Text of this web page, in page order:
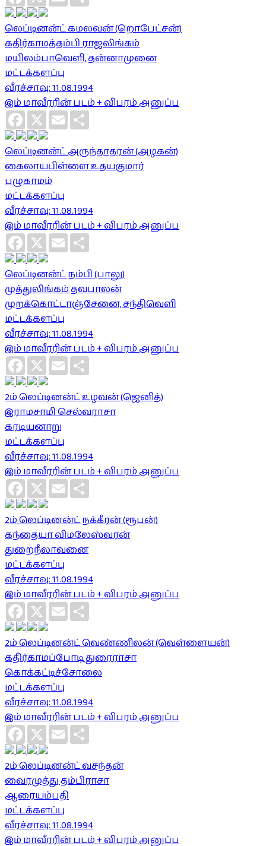
லெப்டினன்ட் கமலவன் (றொபேட்சன்)
கதிர்காமத்தம்பி ராஜலிங்கம்
மயிலம்பாவெளி, தன்னாமுனை
மட்டக்களப்பு
வீரச்சாவு: 11.08.1994
இம் மாவீரரின் படம் + விபரம் அனுப்ப
Facebook
X Email
லெப்டினன்ட் அருந்தாதரன் (அழகன்)
கைலாயபிள்ளை உதயகுமார்
பழுகாமம்
மட்டக்களப்பு
வீரச்சாவு: 11.08.1994
இம் மாவீரரின் படம் + விபரம் அனுப்ப
Facebook
X Email
லெப்டினன்ட் நம்பி (பாலு)
முத்துலிங்கம் தவபாலன்
முறக்கொட்டாஞ்சேனை, சந்திவெளி
மட்டக்களப்பு
வீரச்சாவு: 11.08.1994
இம் மாவீரரின் படம் + விபரம் அனுப்ப
Facebook
X Email
2ம் லெப்டினன்ட் உழவன் (ஜெனித்)
இராமசாமி செல்வராசா
கரடியனாறு
மட்டக்களப்பு
வீரச்சாவு: 11.08.1994
இம் மாவீரரின் படம் + விபரம் அனுப்ப
Facebook
X Email
2ம் லெப்டினன்ட் நக்கீரன் (ரூபன்)
கந்தையா விமலேஸ்வரன்
துறைநீலாவனை
மட்டக்களப்பு
வீரச்சாவு: 11.08.1994
இம் மாவீரரின் படம் + விபரம் அனுப்ப
Facebook
X Email
2ம் லெப்டினன்ட் வெண்ணிலன் (வெள்ளையன்)
கதிர்காமப்போடி துரைராசா
கொக்கட்டிச்சோலை
மட்டக்களப்பு
வீரச்சாவு: 11.08.1994
இம் மாவீரரின் படம் + விபரம் அனுப்ப
Facebook
X Email
2ம் லெப்டினன்ட் வசந்தன்
வைரமுத்து தம்பிராசா
ஆரையம்பதி
மட்டக்களப்பு
வீரச்சாவு: 11.08.1994
இம் மாவீரரின் படம் + விபரம் அனுப்ப